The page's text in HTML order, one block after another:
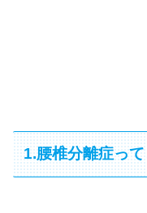
1.腰椎分離症っ